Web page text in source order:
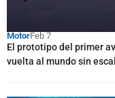
MotorFeb 7
El prototipo del primer
vuelta al mundo sin